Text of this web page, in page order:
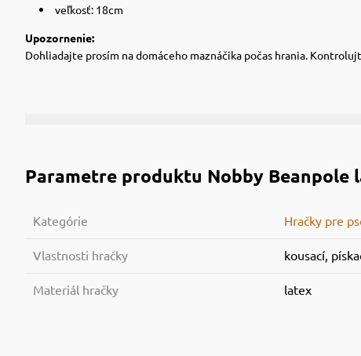
veľkosť: 18cm
Upozornenie:
Dohliadajte prosím na domáceho maznáčika počas hrania.
Parametre produktu Nobby Beanpole
Kategórie Hračky pre
Vlastnosti hračky kousací,
Materiál hračky latex